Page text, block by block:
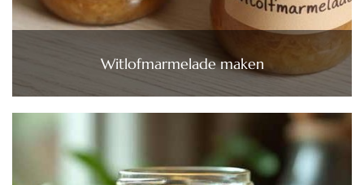
Witlofmarmelade maken